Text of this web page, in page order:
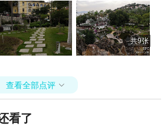
共9张
查看全部点评 
看了